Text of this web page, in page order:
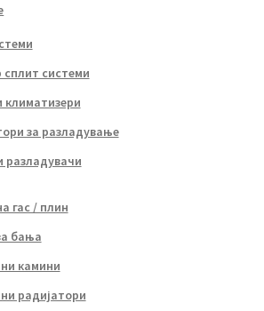
сплит системи
климатизери
за разладување
разладувачи
гас / плин
бања
камини
радијатори